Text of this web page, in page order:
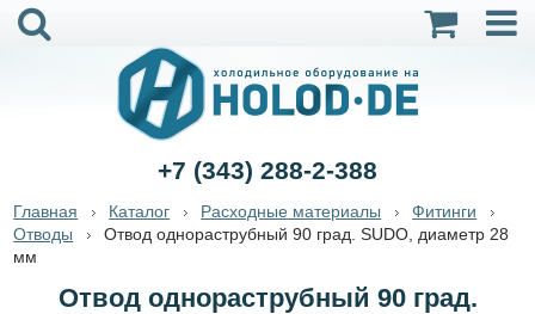
+7 (343) 288-2-388
Главная Каталог Расходные материалы
Фитинги
Отводы
Отвод однораструбный 90 град. SUDO, диаметр 28
мм
Отвод однораструбный 90 град.